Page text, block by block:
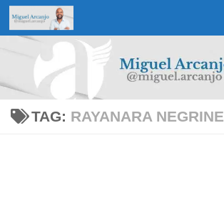
Skip to content
TAG: RAYANARA NEGRINE